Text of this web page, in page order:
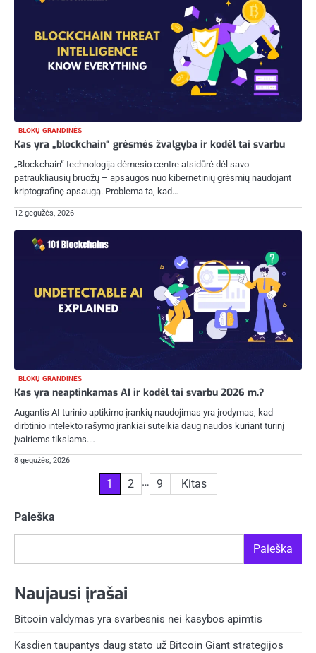
BLOKŲ GRANDINĖS
Kas yra „blockchain“ grėsmės žvalgyba ir kodėl tai svarbu
„Blockchain“ technologija dėmesio centre atsidūrė dėl savo
patraukliausių bruožų – apsaugos nuo kibernetinių grėsmių naudojant
kriptografinę apsaugą. Problema ta, kad…
12 gegužės, 2026
BLOKŲ GRANDINĖS
Kas yra neaptinkamas AI ir kodėl tai svarbu 2026 m.?
Augantis AI turinio aptikimo įrankių naudojimas yra įrodymas, kad
dirbtinio intelekto rašymo įrankiai suteikia daug naudos kuriant turinį
įvairiems tikslams.…
8 gegužės, 2026
puslapiavimas
1 2 … 9 Kitas
Paieška
Paieška
Naujausi įrašai
Bitcoin valdymas yra svarbesnis nei kasybos apimtis
Kasdien taupantys daug stato už Bitcoin Giant strategijos